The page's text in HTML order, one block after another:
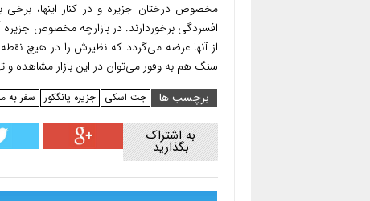
مخصوص درختان جزیره و در کنار اینها،
افسردگی برخوردارند. در بازارچه مخصوص جزیره
از آنها عرضه می‌گردد که نظیرش را در هیچ
سنگ هم به وفور می‌توان در این بازار مشاهده و
برچسب ها
جت اسکی جزیره پانگکور سفر به
به اشتراک
بگذارید